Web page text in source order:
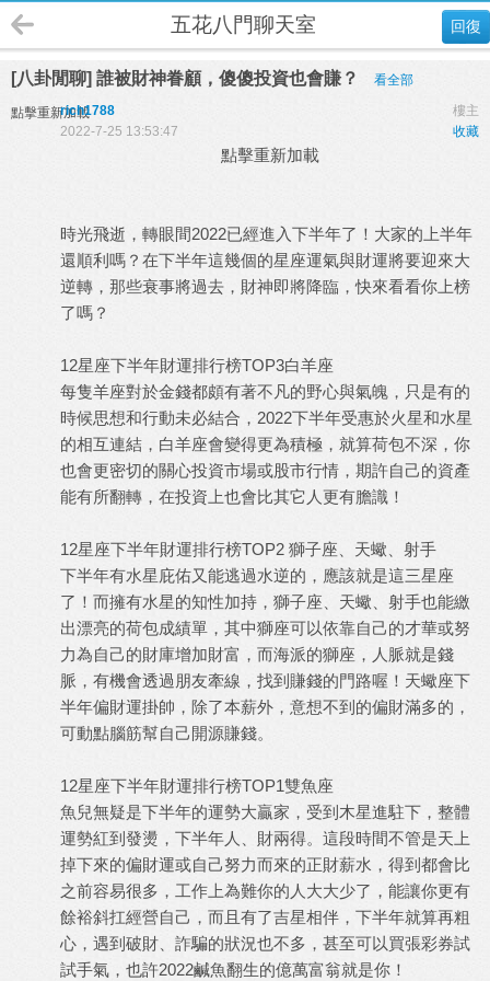
回復
五花八門聊天室
[八卦閒聊] 誰被財神眷顧，傻傻投資也會賺？ 看全部
點擊重新加載 樓主
rich1788
收藏
2022-7-25 13:53:47
點擊重新加載
時光飛逝，轉眼間2022已經進入下半年了！大家的上半年
還順利嗎？在下半年這幾個的星座運氣與財運將要迎來大
逆轉，那些衰事將過去，財神即將降臨，快來看看你上榜
了嗎？
12星座下半年財運排行榜TOP3白羊座
每隻羊座對於金錢都頗有著不凡的野心與氣魄，只是有的
時候思想和行動未必結合，2022下半年受惠於火星和水星
的相互連結，白羊座會變得更為積極，就算荷包不深，你
也會更密切的關心投資市場或股市行情，期許自己的資產
能有所翻轉，在投資上也會比其它人更有膽識！
12星座下半年財運排行榜TOP2 獅子座、天蠍、射手
下半年有水星庇佑又能逃過水逆的，應該就是這三星座
了！而擁有水星的知性加持，獅子座、天蠍、射手也能繳
出漂亮的荷包成績單，其中獅座可以依靠自己的才華或努
力為自己的財庫增加財富，而海派的獅座，人脈就是錢
脈，有機會透過朋友牽線，找到賺錢的門路喔！天蠍座下
半年偏財運掛帥，除了本薪外，意想不到的偏財滿多的，
可動點腦筋幫自己開源賺錢。
12星座下半年財運排行榜TOP1雙魚座
魚兒無疑是下半年的運勢大贏家，受到木星進駐下，整體
運勢紅到發燙，下半年人、財兩得。這段時間不管是天上
掉下來的偏財運或自己努力而來的正財薪水，得到都會比
之前容易很多，工作上為難你的人大大少了，能讓你更有
餘裕斜扛經營自己，而且有了吉星相伴，下半年就算再粗
心，遇到破財、詐騙的狀況也不多，甚至可以買張彩券試
試手氣，也許2022鹹魚翻生的億萬富翁就是你！